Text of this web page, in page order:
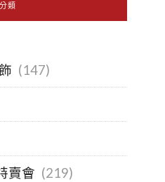
分類
(147)
賣會 (219)